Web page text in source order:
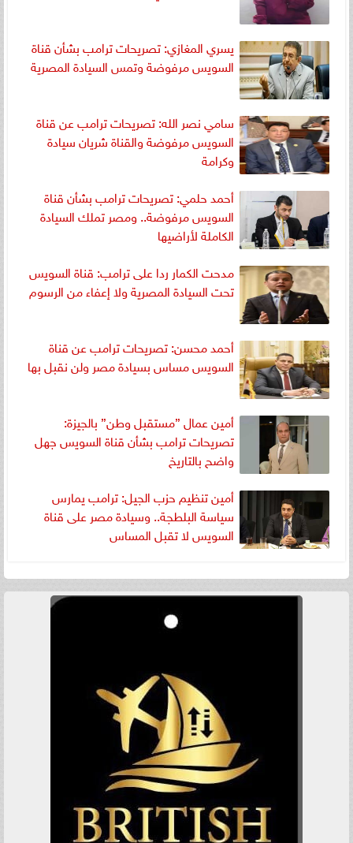
يسري المغازي: تصريحات ترامب بشأن قناة
السويس مرفوضة وتمس السيادة المصرية
سامي نصر الله: تصريحات ترامب عن قناة
السويس مرفوضة والقناة شريان سيادة
وكرامة
أحمد حلمي: تصريحات ترامب بشأن قناة
السويس مرفوضة.. ومصر تملك السيادة
الكاملة لأراضيها
مدحت الكمار ردا على ترامب: قناة السويس
تحت السيادة المصرية ولا إعفاء من الرسوم
أحمد محسن: تصريحات ترامب عن قناة
السويس مساس بسيادة مصر ولن نقبل بها
أمين عمال ”مستقبل وطن” بالجيزة:
تصريحات ترامب بشأن قناة السويس جهل
واضح بالتاريخ
أمين تنظيم حزب الجيل: ترامب يمارس
سياسة البلطجة.. وسيادة مصر على قناة
السويس لا تقبل المساس